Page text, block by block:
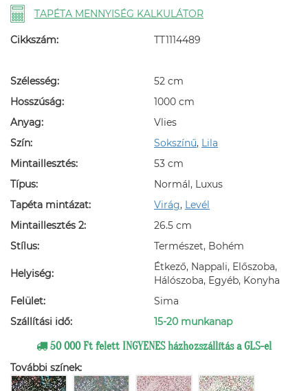
TAPÉTA MENNYISÉG KALKULÁTOR
Cikkszám: TT1114489
Szélesség:
52 cm
Hosszúság:
1000 cm
Anyag:
Vlies
Szín:
Sokszínű, Lila
Mintaillesztés:
53 cm
Típus:
Normál, Luxus
Tapéta mintázat:
Virág, Levél
Mintaillesztés 2:
26.5 cm
Stílus:
Természet, Bohém
Helyiség:
Étkező, Nappali, Előszoba,
Hálószoba, Egyéb, Konyha
Felület:
Sima
Szállítási idő:
15-20 munkanap
50 000 Ft felett INGYENES házhozszállítás a GLS-el
További színek: